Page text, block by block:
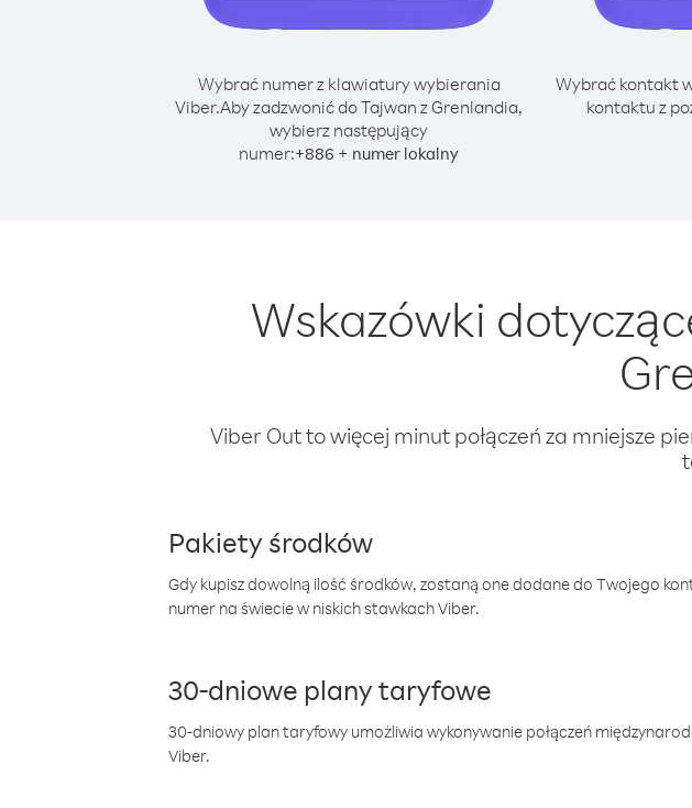
Wybrać numer z klawiatury wybierania
Viber.Aby zadzwonić do Tajwan z Grenlandia,
wybierz następujący
numer:+886 + numer lokalny
Wybrać kontakt
kontaktu z
Wskazówki
Viber Out to więcej minut połączeń za mniejsze
Pakiety środków
Gdy kupisz dowolną ilość środków, zostaną one dodane do Twojego
numer na świecie w niskich stawkach Viber.
30-dniowe plany taryfowe
30-dniowy plan taryfowy umożliwia wykonywanie połączeń
Viber.